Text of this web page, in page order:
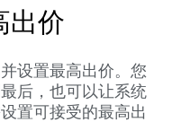
出价
设置最高出价。您
后，也可以让系统
置可接受的最高出